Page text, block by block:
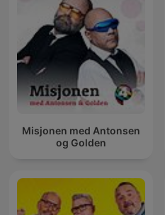
Misjonen med Antonsen
og Golden